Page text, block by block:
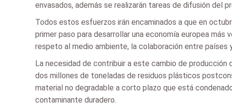
envasados, además se realizarán tareas de difusión del
Todos estos esfuerzos irán encaminados a que en
primer paso para desarrollar una economía europea
respeto al medio ambiente, la colaboración entre
La necesidad de contribuir a este cambio de producción
dos millones de toneladas de residuos plásticos
material no degradable a corto plazo que está
contaminante duradero.